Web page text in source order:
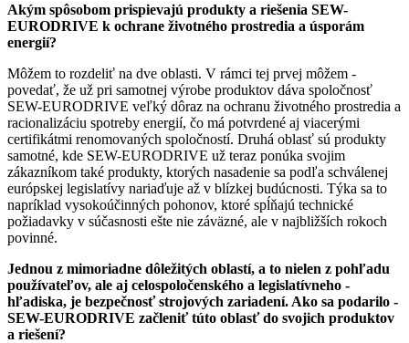
Akým spôsobom prispievajú produkty a riešenia SEW-
EURODRIVE k ochrane životného prostredia a úsporám
energií?
Môžem to rozdeliť na dve oblasti. V rámci tej prvej môžem ­
povedať, že už pri samotnej výrobe produktov dáva spoločnosť
SEW-EURODRIVE veľký dôraz na ochranu životného prostredia a
racionalizáciu spotreby energií, čo má potvrdené aj viacerými
certifikátmi renomovaných spoločností. Druhá oblasť sú produkty
samotné, kde SEW-EURODRIVE už teraz ponúka svojim
zákazníkom také produkty, ktorých nasadenie sa podľa schválenej
európskej legislatívy nariaďuje až v blízkej budúcnosti. Týka sa to
napríklad vysokoúčinných pohonov, ktoré spĺňajú technické
požiadavky v súčasnosti ešte nie záväzné, ale v najbližších rokoch
povinné.
Jednou z mimoriadne dôležitých oblastí, a to nielen z pohľadu
používateľov, ale aj celospoločenského a legislatívneho ­
hľadiska, je bezpečnosť strojových zariadení. Ako sa podarilo ­
SEW-EURODRIVE začleniť túto oblasť do svojich produktov
a riešení?